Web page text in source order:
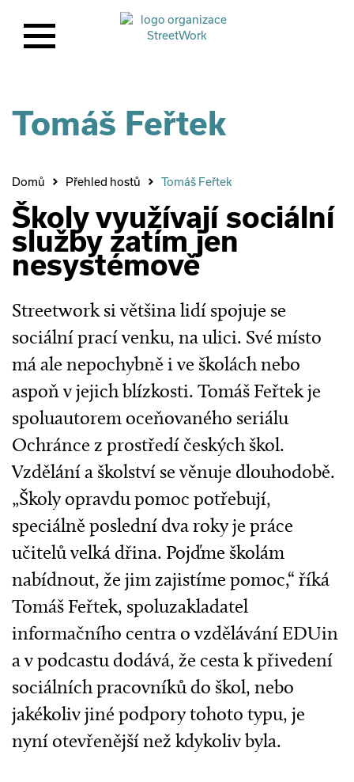
Tomáš Feřtek
Domů Přehled hostů Tomáš Feřtek
Školy využívají sociální
služby zatím jen
nesystémově
Streetwork si většina lidí spojuje se
sociální prací venku, na ulici. Své místo
má ale nepochybně i ve školách nebo
aspoň v jejich blízkosti. Tomáš Feřtek je
spoluautorem oceňovaného seriálu
Ochránce z prostředí českých škol.
Vzdělání a školství se věnuje dlouhodobě.
„Školy opravdu pomoc potřebují,
speciálně poslední dva roky je práce
učitelů velká dřina. Pojďme školám
nabídnout, že jim zajistíme pomoc,“ říká
Tomáš Feřtek, spoluzakladatel
informačního centra o vzdělávání EDUin
a v podcastu dodává, že cesta k přivedení
sociálních pracovníků do škol, nebo
jakékoliv jiné podpory tohoto typu, je
nyní otevřenější než kdykoliv byla.